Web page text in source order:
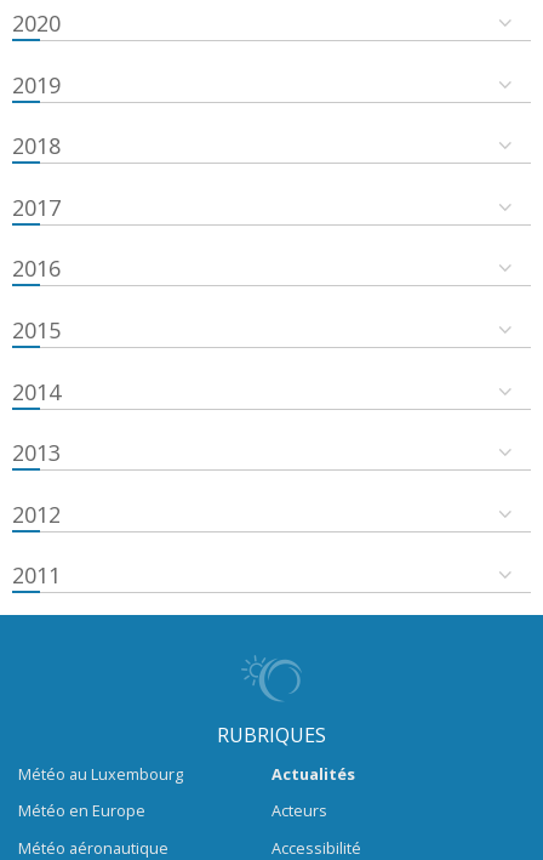
2020
2019
2018
2017
2016
2015
2014
2013
2012
2011
RUBRIQUES
Météo au Luxembourg
Météo en Europe
Météo aéronautique
Actualités
Acteurs
Accessibilité